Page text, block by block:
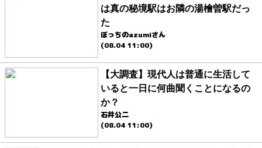
は真の秘境駅はお隣の湯檜曽駅だっ
た
ぼっちのazumiさん
(08.04 11:00)
【大調査】現代人は普通に生活して
いると一日に何曲聞くことになるの
か？
石井公二
(08.04 11:00)